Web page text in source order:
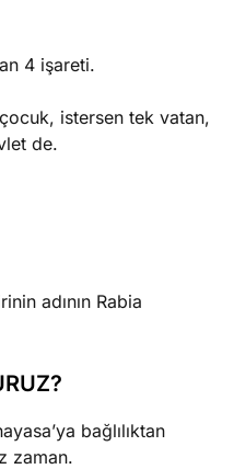
4 işareti.
istersen tek vatan,
de.
adının Rabia
bağlılıktan
zaman.